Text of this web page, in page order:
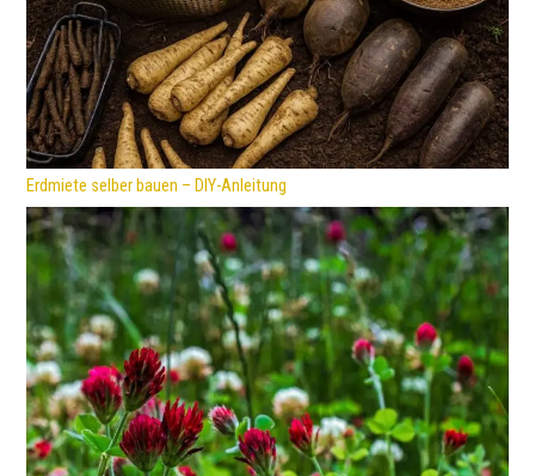
Erdmiete selber bauen – DIY-Anleitung